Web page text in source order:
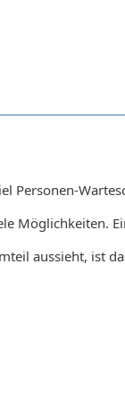
Personen-
Möglichkeiten.
aussieht, ist